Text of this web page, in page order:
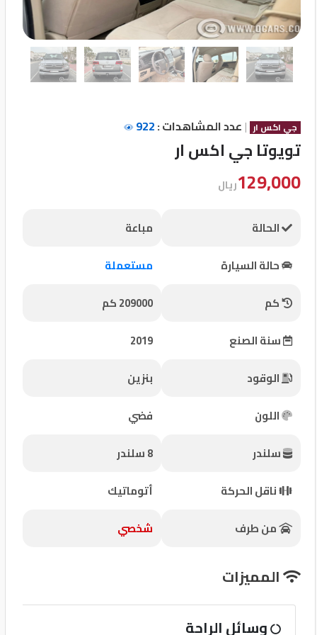
تسجيل
الدخول
English
مستثمري
السيارات
مطلوب
شركات
مميزة
إتصل
بنا
المنتدى
كيو
نمبر
كيو
كارز
جي اكس ار | عدد المشاهدات :922
تويوتا جي اكس ار
129,000ريال
الحالة
مباعة
حالة السيارة
مستعملة
كم
209000 كم
سنة الصنع
2019
الوقود
بنزين
اللون
فضي
سلندر
8 سلندر
ناقل الحركة
أتوماتيك
من طرف
شخصي
المميزات
وسائل الراحة